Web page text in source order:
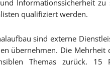
Informationssicherheit
qualifiziert werden.
sind externe
übernehmen. Die
Themas zurück. 15